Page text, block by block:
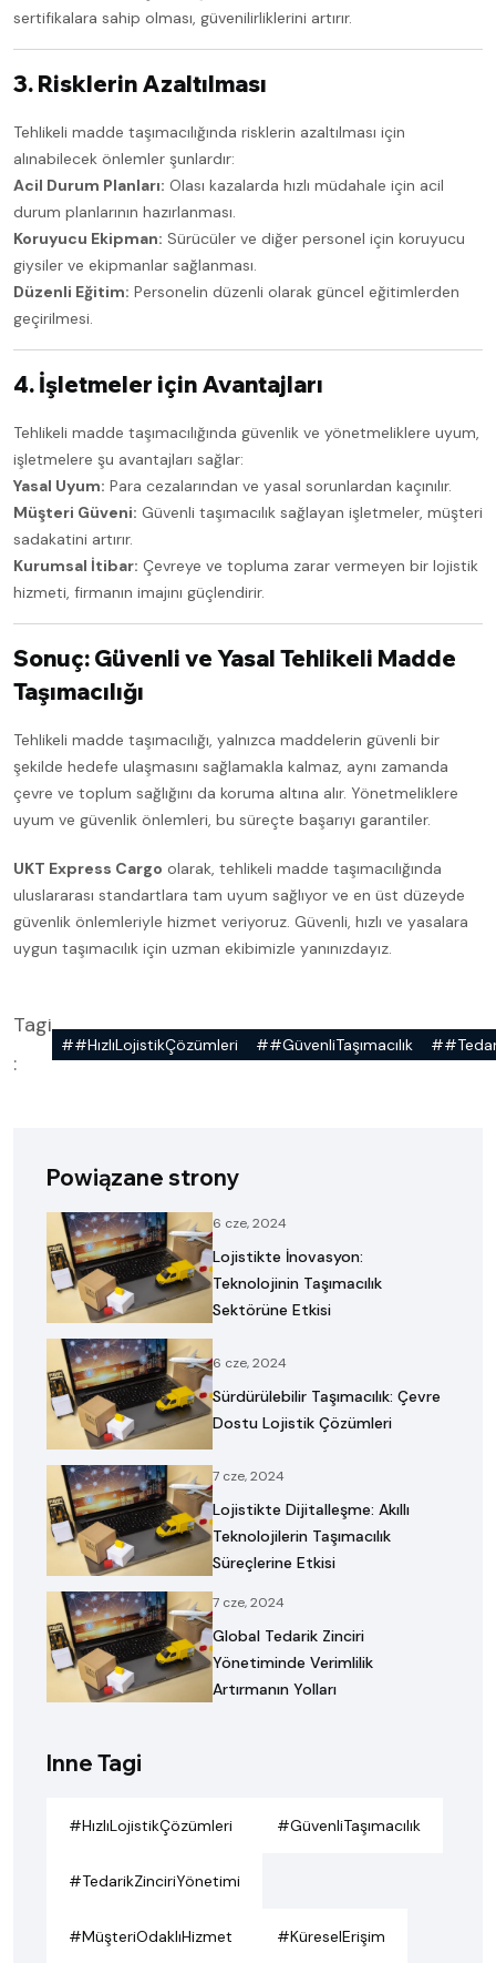
sertifikalara sahip olması, güvenilirliklerini artırır.
3. Risklerin Azaltılması
Tehlikeli madde taşımacılığında risklerin azaltılması için
alınabilecek önlemler şunlardır:
Acil Durum Planları: Olası kazalarda hızlı müdahale için acil
durum planlarının hazırlanması.
Koruyucu Ekipman: Sürücüler ve diğer personel için koruyucu
giysiler ve ekipmanlar sağlanması.
Düzenli Eğitim: Personelin düzenli olarak güncel eğitimlerden
geçirilmesi.
4. İşletmeler için Avantajları
Tehlikeli madde taşımacılığında güvenlik ve yönetmeliklere uyum,
işletmelere şu avantajları sağlar:
Yasal Uyum: Para cezalarından ve yasal sorunlardan kaçınılır.
Müşteri Güveni: Güvenli taşımacılık sağlayan işletmeler, müşteri
sadakatini artırır.
Kurumsal İtibar: Çevreye ve topluma zarar vermeyen bir lojistik
hizmeti, firmanın imajını güçlendirir.
Sonuç: Güvenli ve Yasal Tehlikeli Madde
Taşımacılığı
Tehlikeli madde taşımacılığı, yalnızca maddelerin güvenli bir
şekilde hedefe ulaşmasını sağlamakla kalmaz, aynı zamanda
çevre ve toplum sağlığını da koruma altına alır. Yönetmeliklere
uyum ve güvenlik önlemleri, bu süreçte başarıyı garantiler.
UKT Express Cargo olarak, tehlikeli madde taşımacılığında
uluslararası standartlara tam uyum sağlıyor ve en üst düzeyde
güvenlik önlemleriyle hizmet veriyoruz. Güvenli, hızlı ve yasalara
uygun taşımacılık için uzman ekibimizle yanınızdayız.
Tagi
:
##HızlıLojistikÇözümleri ##GüvenliTaşımacılık
Powiązane strony
6 cze, 2024
Lojistikte İnovasyon:
Teknolojinin Taşımacılık
Sektörüne Etkisi
6 cze, 2024
Sürdürülebilir Taşımacılık: Çevre
Dostu Lojistik Çözümleri
7 cze, 2024
Lojistikte Dijitalleşme: Akıllı
Teknolojilerin Taşımacılık
Süreçlerine Etkisi
7 cze, 2024
Global Tedarik Zinciri
Yönetiminde Verimlilik
Artırmanın Yolları
Inne Tagi
#HızlıLojistikÇözümleri #GüvenliTaşımacılık
#TedarikZinciriYönetimi
#MüşteriOdaklıHizmet #KüreselErişim